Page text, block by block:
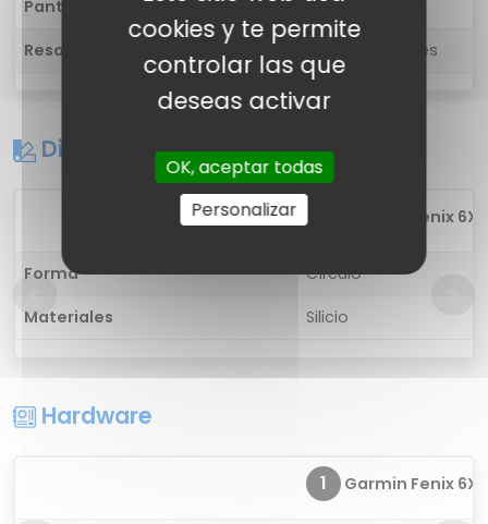
Pantalla táctil
Sí, multitáctil
Resolución
280 x 280 píxeles
Diseño
Garmin Fenix 6X
Forma
Círculo
Materiales
Silicio
Hardware
1 Garmin Fenix 6X
cookies y te permite
controlar las que
deseas activar
OK, aceptar todas
Personalizar